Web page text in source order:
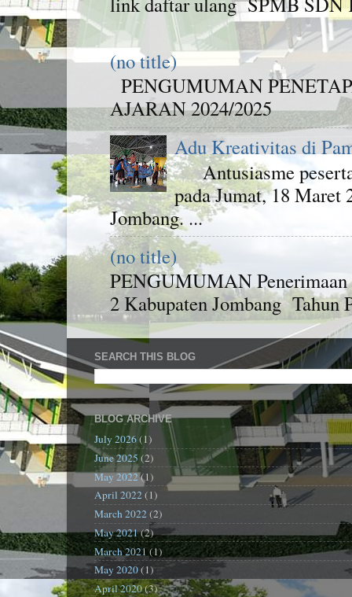
(no title)
PENGUMUMAN
AJARAN 2024/2025
Adu Kreativitas di
Antusiasme peserta
pada Jumat, 18 Maret
Jombang. ...
(no title)
PENGUMUMAN Penerimaan
2 Kabupaten Jombang Tahun
SEARCH THIS BLOG
BLOG ARCHIVE
July 2026(1)
June 2025 (2)
May 2022(1)
April 2022(1)
March 2022(2)
May 2021(2)
March 2021(1)
May 2020(1)
April 2020(3)